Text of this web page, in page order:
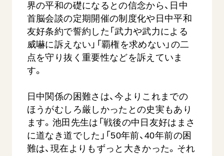
界の平和の礎になるとの信念から、日中
首脳会談の定期開催の制度化や日中平和
友好条約で誓約した「武力や武力による
威嚇に訴えない」「覇権を求めない」の二
点を守り抜く重要性などを訴えていま
す。
日中関係の困難さは、今よりこれまでの
ほうがむしろ厳しかったとの史実もあり
ます。池田先生は「戦後の中日友好はまさ
に道なき道でした」「50年前、40年前の困
難は、現在よりもずっと大きかった。それ